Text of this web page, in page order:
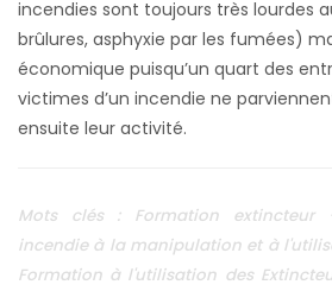
Mots clés : Formation extincteur
incendie à la manipulation et à
Formation à l'utilisation des